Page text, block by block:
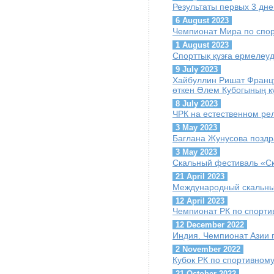
Результаты первых 3
6 August 2023
Чемпионат Мира по
1 August 2023
Спорттық құзға
9 July 2023
Хайбуллин Ришат
өткен Әлем Кубогының
8 July 2023
ЧРК на естественном
3 May 2023
Баглана Жунусова
3 May 2023
Скальный фестиваль
21 April 2023
Международный
12 April 2023
Чемпионат РК по
12 December 2022
Индия. Чемпионат Азии
2 November 2022
Кубок РК по